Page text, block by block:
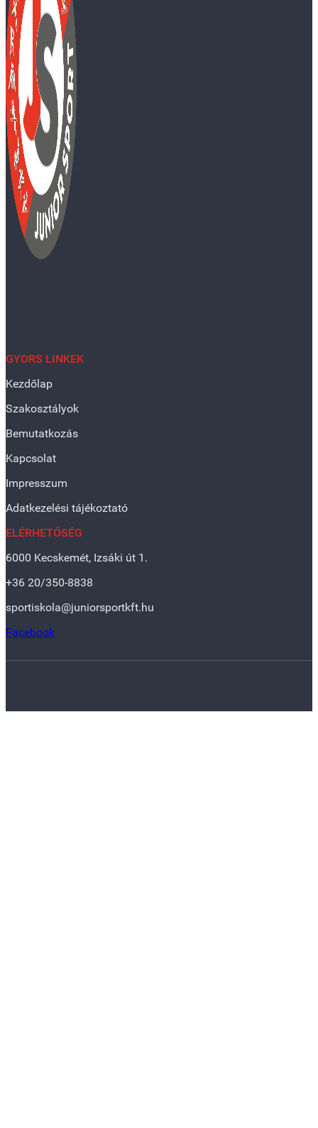
GYORS LINKEK
Kezdőlap
Szakosztályok
Bemutatkozás
Kapcsolat
Impresszum
Adatkezelési tájékoztató
ELÉRHETŐSÉG
6000 Kecskemét, Izsáki út 1.
+36 20/350-8838
sportiskola@juniorsportkft.hu
Facebook